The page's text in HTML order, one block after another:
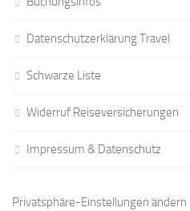
Datenschutzerklärung Travel
Schwarze Liste
Widerruf Reiseversicherungen
Impressum & Datenschutz
Privatsphäre-Einstellungen ändern